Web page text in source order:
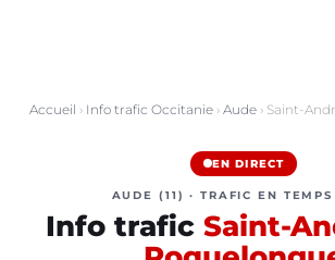
Accueil › Info trafic Occitanie › Aude › Saint-
EN DIRECT
AUDE (11) · TRAFIC EN TEMPS
Info trafic Saint-